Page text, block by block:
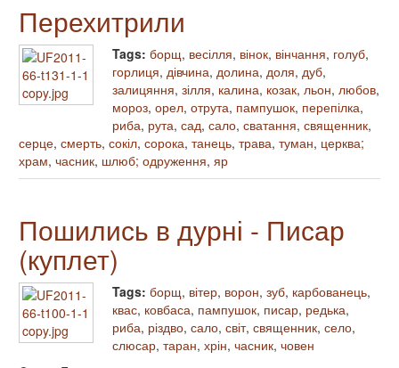
Перехитрили
Tags: борщ, весілля, вінок, вінчання, голуб,
горлиця, дівчина, долина, доля, дуб,
залицяння, зілля, калина, козак, льон, любов,
мороз, орел, отрута, пампушок, перепілка,
риба, рута, сад, сало, сватання, священник,
серце, смерть, сокіл, сорока, танець, трава, туман, церква;
храм, часник, шлюб; одруження, яр
Пошились в дурні - Писар
(куплет)
Tags: борщ, вітер, ворон, зуб, карбованець,
квас, ковбаса, пампушок, писар, редька,
риба, різдво, сало, світ, священник, село,
слюсар, таран, хрін, часник, човен